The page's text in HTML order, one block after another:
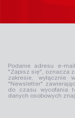
Podanie adresu e-
"Zapisz się", oznacza
zakresie, wyłącznie
"Newsletter"
do czasu wycofania
danych osobowych